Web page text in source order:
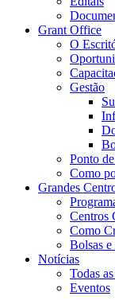
Grant Office
O
Gestão
Ponto
Como
Grandes
Centros
Como
Bolsas
Notícias
Todas
Eventos